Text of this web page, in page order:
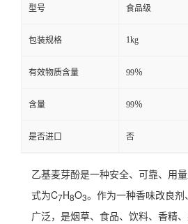
型号 食品级
包装规格 1kg
有效物质含量 99％
含量 99％
是否进口 否
乙基麦芽酚是一种安全、可靠、用
式为C7H8O3。作为一种香味改良
广泛，是烟草、食品、饮料、香精